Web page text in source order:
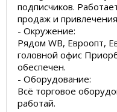
подписчиков.
продаж и
- Окружение:
Рядом WB, Евроопт,
головной офис
обеспечен.
- Оборудование:
Всё торговое
работай.